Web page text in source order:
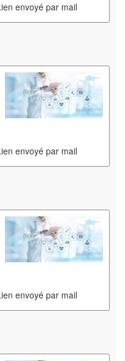
envoyé par mail
envoyé par mail
envoyé par mail